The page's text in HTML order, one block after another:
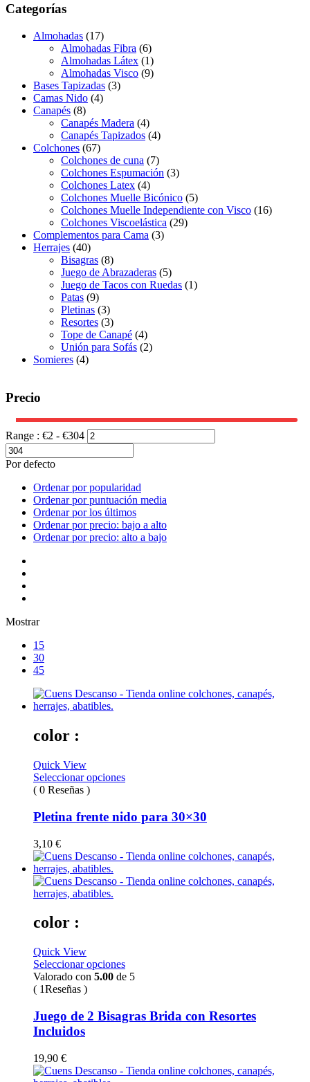
Categorías
Almohadas (17)
Almohadas Fibra (6)
Almohadas Látex (1)
Almohadas Visco (9)
Bases Tapizadas (3)
Camas Nido (4)
Canapés (8)
Canapés Madera (4)
Canapés Tapizados (4)
Colchones (67)
Colchones de cuna (7)
Colchones Espumación (3)
Colchones Latex (4)
Colchones Muelle Bicónico (5)
Colchones Muelle Independiente con Visco (16)
Colchones Viscoelástica (29)
Complementos para Cama (3)
Herrajes (40)
Bisagras (8)
Juego de Abrazaderas (5)
Juego de Tacos con Ruedas (1)
Patas (9)
Pletinas (3)
Resortes (3)
Tope de Canapé (4)
Unión para Sofás (2)
Somieres (4)
Precio
Range : €2 - €304
Por defecto
Ordenar por popularidad
Ordenar por puntuación media
Ordenar por los últimos
Ordenar por precio: bajo a alto
Ordenar por precio: alto a bajo
Mostrar
15
30
45
color :
Quick View
Seleccionar opciones
( 0 Reseñas )
Pletina frente nido para 30×30
3,10 €
color :
Quick View
Seleccionar opciones
Valorado con 5.00 de 5
( 1Reseñas )
Juego de 2 Bisagras Brida con Resortes
Incluidos
19,90 €